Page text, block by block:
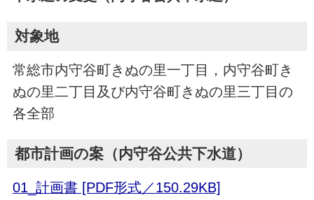
対象地
常総市内守谷町きぬの里一丁目，内守谷町き
ぬの里二丁目及び内守谷町きぬの里三丁目の
各全部
都市計画の案（内守谷公共下水道）
01_計画書 [PDF形式／150.29KB]